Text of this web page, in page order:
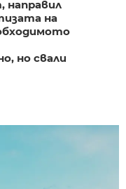
направил
на
но свали